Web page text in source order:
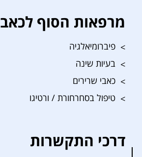
מרפאות הסוף לכאב
פיברומיאלגיה
בעיות שינה
כאבי שרירים
טיפול בסחרחורת / ורטיגו
דרכי התקשרות